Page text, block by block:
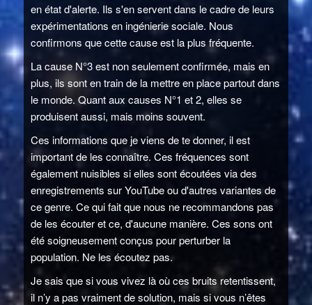
en état d'alerte. Ils s'en servent dans le cadre de leurs
expérimentations en ingénierie sociale. Nous
confirmons que cette cause est la plus fréquente.
La cause N°3 est non seulement confirmée, mais en
plus, ils sont en train de la mettre en place partout dans
le monde. Quant aux causes N°1 et 2, elles se
produisent aussi, mais moins souvent.
Ces informations que je viens de te donner, il est
important de les connaître. Ces fréquences sont
également nuisibles si elles sont écoutées via des
enregistrements sur YouTube ou d'autres variantes de
ce genre. Ce qui fait que nous ne recommandons pas
de les écouter et ce, d'aucune manière. Ces sons ont
été soigneusement conçus pour perturber la
population. Ne les écoutez pas.
Je sais que si vous vivez là où ces bruits retentissent,
il n’y a pas vraiment de solution, mais si vous n’êtes